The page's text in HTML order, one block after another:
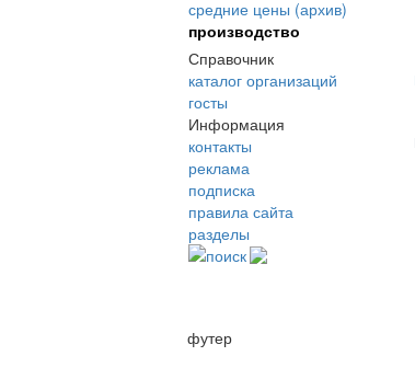
средние цены (архив)
производство
Справочник
каталог организаций
госты
Информация
контакты
реклама
подписка
правила сайта
разделы
поиск
футер